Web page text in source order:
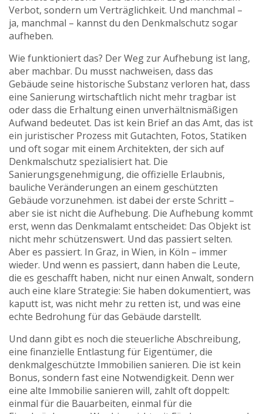
Verbot, sondern um Verträglichkeit. Und manchmal –
ja, manchmal – kannst du den Denkmalschutz sogar
aufheben.
Wie funktioniert das? Der Weg zur Aufhebung ist lang,
aber machbar. Du musst nachweisen, dass das
Gebäude seine historische Substanz verloren hat, dass
eine Sanierung wirtschaftlich nicht mehr tragbar ist
oder dass die Erhaltung einen unverhältnismäßigen
Aufwand bedeutet. Das ist kein Brief an das Amt, das ist
ein juristischer Prozess mit Gutachten, Fotos, Statiken
und oft sogar mit einem Architekten, der sich auf
Denkmalschutz spezialisiert hat. Die
Sanierungsgenehmigung, die offizielle Erlaubnis,
bauliche Veränderungen an einem geschützten
Gebäude vorzunehmen. ist dabei der erste Schritt –
aber sie ist nicht die Aufhebung. Die Aufhebung kommt
erst, wenn das Denkmalamt entscheidet: Das Objekt ist
nicht mehr schützenswert. Und das passiert selten.
Aber es passiert. In Graz, in Wien, in Köln – immer
wieder. Und wenn es passiert, dann haben die Leute,
die es geschafft haben, nicht nur einen Anwalt, sondern
auch eine klare Strategie: Sie haben dokumentiert, was
kaputt ist, was nicht mehr zu retten ist, und was eine
echte Bedrohung für das Gebäude darstellt.
Und dann gibt es noch die steuerliche Abschreibung,
eine finanzielle Entlastung für Eigentümer, die
denkmalgeschützte Immobilien sanieren. Die ist kein
Bonus, sondern fast eine Notwendigkeit. Denn wer
eine alte Immobilie sanieren will, zahlt oft doppelt:
einmal für die Bauarbeiten, einmal für die